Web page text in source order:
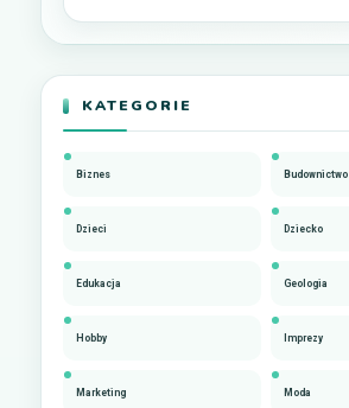
KATEGORIE
Biznes Budownictwo
Dzieci Dziecko
Edukacja Geologia
Hobby Imprezy
Marketing Moda